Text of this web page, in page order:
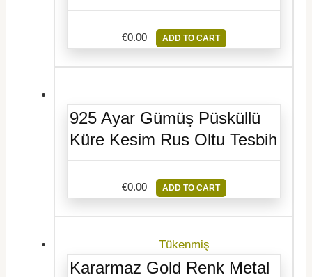
€0.00 ADD TO CART
925 Ayar Gümüş Püsküllü
Küre Kesim Rus Oltu Tesbih
€0.00 ADD TO CART
Tükenmiş
Kararmaz Gold Renk Metal